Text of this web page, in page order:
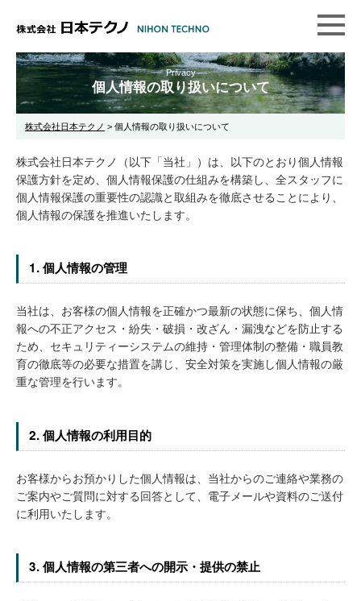
Privacy
個人情報の取り扱いについて
株式会社日本テクノ > 個人情報の取り扱いについて
株式会社日本テクノ（以下「当社」）は、以下のとおり個人情報
保護方針を定め、個人情報保護の仕組みを構築し、全スタッフに
個人情報保護の重要性の認識と取組みを徹底させることにより、
個人情報の保護を推進いたします。
1. 個人情報の管理
当社は、お客様の個人情報を正確かつ最新の状態に保ち、個人情
報への不正アクセス・紛失・破損・改ざん・漏洩などを防止する
ため、セキュリティーシステムの維持・管理体制の整備・職員教
育の徹底等の必要な措置を講じ、安全対策を実施し個人情報の厳
重な管理を行います。
2. 個人情報の利用目的
お客様からお預かりした個人情報は、当社からのご連絡や業務の
ご案内やご質問に対する回答として、電子メールや資料のご送付
に利用いたします。
3. 個人情報の第三者への開示・提供の禁止